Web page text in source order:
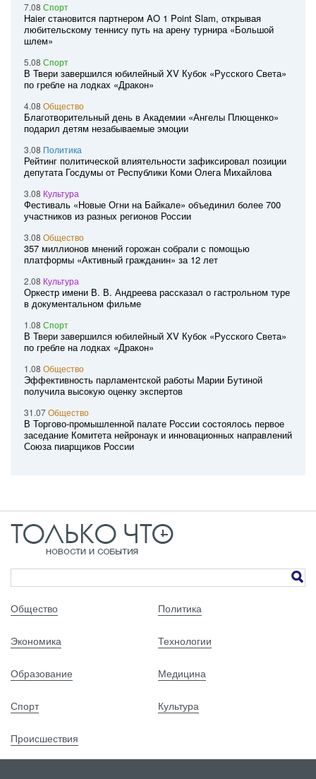
7.08 Спорт
Haier становится партнером AO 1 Point Slam, открывая
любительскому теннису путь на арену турнира «Большой
шлем»
5.08 Спорт
В Твери завершился юбилейный XV Кубок «Русского Света»
по гребле на лодках «Дракон»
4.08 Общество
Благотворительный день в Академии «Ангелы Плющенко»
подарил детям незабываемые эмоции
3.08 Политика
Рейтинг политической влиятельности зафиксировал позиции
депутата Госдумы от Республики Коми Олега Михайлова
3.08 Культура
Фестиваль «Новые Огни на Байкале» объединил более 700
участников из разных регионов России
3.08 Общество
357 миллионов мнений горожан собрали с помощью
платформы «Активный гражданин» за 12 лет
2.08 Культура
Оркестр имени В. В. Андреева рассказал о гастрольном туре
в документальном фильме
1.08 Спорт
В Твери завершился юбилейный XV Кубок «Русского Света»
по гребле на лодках «Дракон»
1.08 Общество
Эффективность парламентской работы Марии Бутиной
получила высокую оценку экспертов
31.07Общество
В Торгово-промышленной палате России состоялось первое
заседание Комитета нейронаук и инновационных направлений
Союза пиарщиков России
Общество Политика
Экономика Технологии
Образование Медицина
Спорт Культура
Происшествия